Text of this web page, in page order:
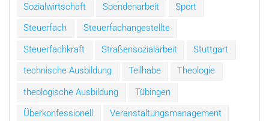
Sozialwirtschaft
Spendenarbeit
Sport
Steuerfach
Steuerfachangestellte
Steuerfachkraft
Straßensozialarbeit
Stuttgart
technische Ausbildung
Teilhabe
Theologie
theologische Ausbildung
Tübingen
Überkonfessionell
Veranstaltungsmanagement